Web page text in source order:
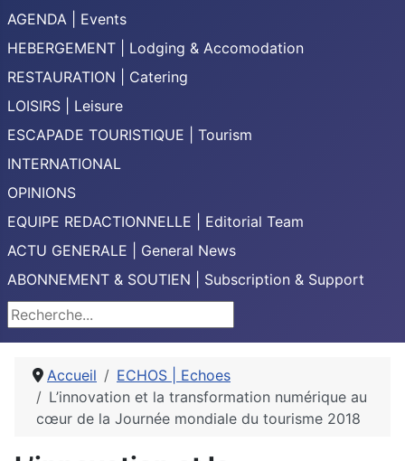
AGENDA | Events
HEBERGEMENT | Lodging & Accomodation
RESTAURATION | Catering
LOISIRS | Leisure
ESCAPADE TOURISTIQUE | Tourism
INTERNATIONAL
OPINIONS
EQUIPE REDACTIONNELLE | Editorial Team
ACTU GENERALE | General News
ABONNEMENT & SOUTIEN | Subscription & Support
Rechercher
Accueil
ECHOS | Echoes
L’innovation et la transformation numérique au
cœur de la Journée mondiale du tourisme 2018